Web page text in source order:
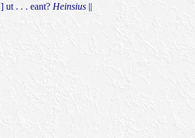
] ut . . . eant? Heinsius ||